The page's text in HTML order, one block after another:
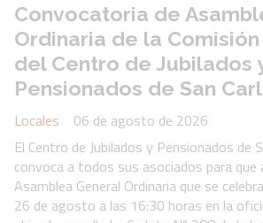
Convocatoria de
Ordinaria de la
del Centro de Jubilados
Pensionados de San
Locales
06 de agosto de 2026
El Centro de Jubilados y Pensionados de
convoca a todos sus asociados para que
Asamblea General Ordinaria que se
26 de agosto a las 16:30 horas en la